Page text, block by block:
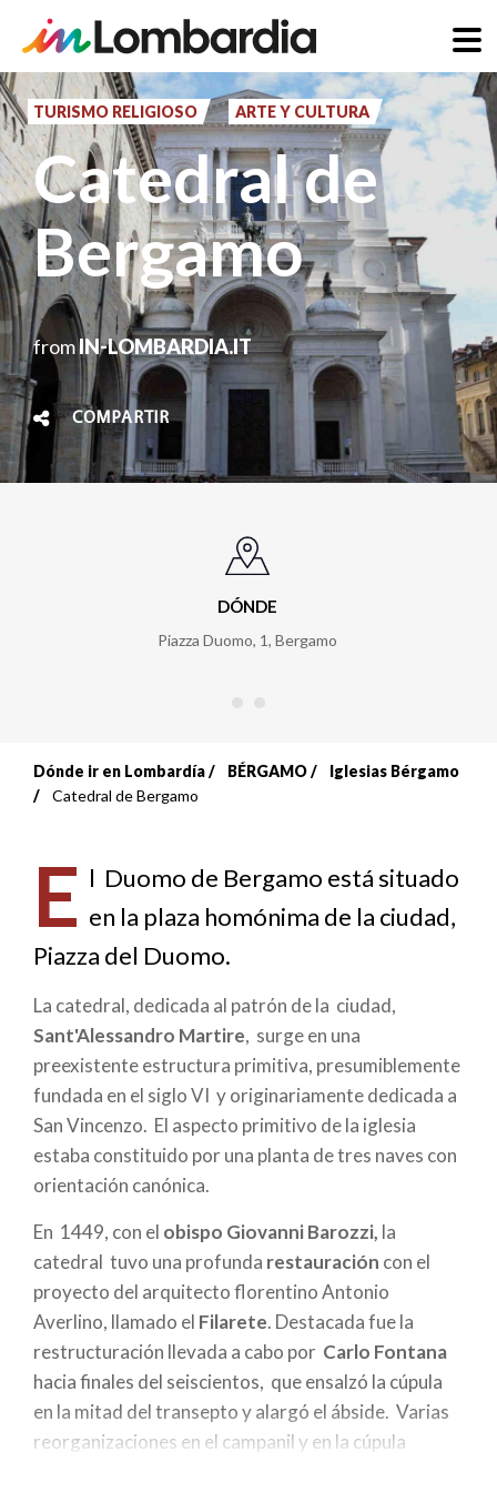
Pasar
al
contenido
principal
TURISMO RELIGIOSO ARTE Y CULTURA
Catedral de
Bergamo
fromIN-LOMBARDIA.IT
COMPARTIR
DÓNDE
Piazza Duomo, 1, Bergamo
Sobrescribir
de
ayuda
a
la
navegación
Dónde ir en Lombardía BÉRGAMO
Iglesias Bérgamo
Catedral de Bergamo
E l Duomo de Bergamo está situado
en la plaza homónima de la ciudad,
Piazza del Duomo.
La catedral, dedicada al patrón de la ciudad,
Sant'Alessandro Martire, surge en una
preexistente estructura primitiva, presumiblemente
fundada en el siglo VI y originariamente dedicada a
San Vincenzo. El aspecto primitivo de la iglesia
estaba constituido por una planta de tres naves con
orientación canónica.
En 1449, con el obispo Giovanni Barozzi, la
catedral tuvo una profunda restauración con el
proyecto del arquitecto florentino Antonio
Averlino, llamado el Filarete. Destacada fue la
restructuración llevada a cabo por Carlo Fontana
hacia finales del seiscientos, que ensalzó la cúpula
en la mitad del transepto y alargó el ábside. Varias
reorganizaciones en el campanil y en la cúpula